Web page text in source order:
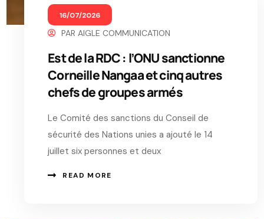
16/07/2026
PARAIGLE COMMUNICATION
Est de la RDC : l’ONU sanctionne
Corneille Nangaa et cinq autres
chefs de groupes armés
Le Comité des sanctions du Conseil de
sécurité des Nations unies a ajouté le 14
juillet six personnes et deux
READ MORE